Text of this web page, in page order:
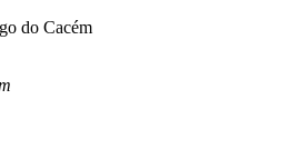
do Cacém